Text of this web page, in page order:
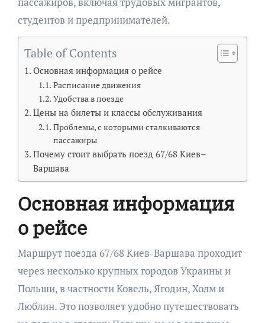
студентов и предпринимателей.
Table of Contents
Основная информация о рейсе
Расписание движения
Удобства в поезде
Цены на билеты и классы обслуживания
Проблемы, с которыми сталкиваются
пассажиры
Почему стоит выбрать поезд 67/68 Киев–
Варшава
Основная информация
о рейсе
Маршрут поезда 67/68 Киев-Варшава проходит
через несколько крупных городов Украины и
Польши, в частности Ковель, Ягодин, Холм и
Люблин. Это позволяет удобно путешествовать